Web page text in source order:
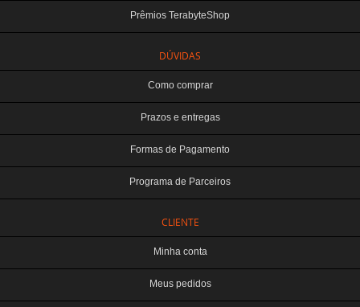
Prêmios TerabyteShop
DÚVIDAS
Como comprar
Prazos e entregas
Formas de Pagamento
Programa de Parceiros
CLIENTE
Minha conta
Meus pedidos